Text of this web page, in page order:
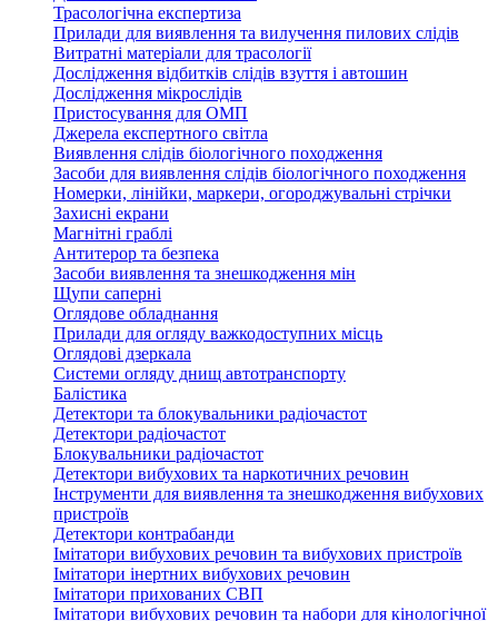
Трасологічна експертиза
Прилади для виявлення та вилучення пилових слідів
Витратні матеріали для трасології
Дослідження відбитків слідів взуття і автошин
Дослідження мікрослідів
Пристосування для ОМП
Джерела експертного світла
Виявлення слідів біологічного походження
Засоби для виявлення слідів біологічного походження
Номерки, лінійки, маркери, огороджувальні стрічки
Захисні екрани
Магнітні граблі
Антитерор та безпека
Засоби виявлення та знешкодження мін
Щупи саперні
Оглядове обладнання
Прилади для огляду важкодоступних місць
Оглядові дзеркала
Системи огляду днищ автотранспорту
Балістика
Детектори та блокувальники радіочастот
Детектори радіочастот
Блокувальники радіочастот
Детектори вибухових та наркотичних речовин
Інструменти для виявлення та знешкодження вибухових
пристроїв
Детектори контрабанди
Імітатори вибухових речовин та вибухових пристроїв
Імітатори інертних вибухових речовин
Імітатори прихованих СВП
Імітатори вибухових речовин та набори для кінологічної